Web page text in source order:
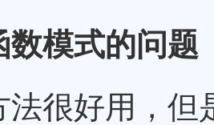
数模式的问题
法很好用，但